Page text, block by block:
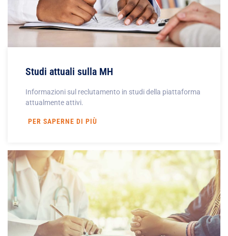
Studi attuali sulla MH
Informazioni sul reclutamento in studi della piattaforma
attualmente attivi.
PER SAPERNE DI PIÙ